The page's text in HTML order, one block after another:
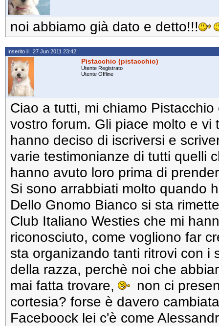
noi abbiamo già dato e detto!!!
Inserito il: 27 Jun 2011 23:42
Pistacchio (pistacchio)
Utente Registrato
Utente Offline
Ciao a tutti, mi chiamo
vostro forum. Gli piace molto e
hanno deciso di iscriversi e
varie testimonianze di tutti quelli
hanno avuto loro prima di
Si sono arrabbiati molto quando
Dello Gnomo Bianco si sta
Club Italiano Westies che mi
riconosciuto, come vogliono far
sta organizando tanti ritrovi con i
della razza, perchè noi che
mai fatta trovare,
non ci
cortesia? forse è davero
Faceboock lei c'è come